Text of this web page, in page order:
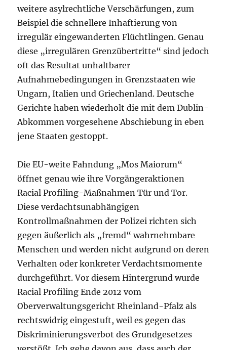
weitere asylrechtliche Verschärfungen, zum
Beispiel die schnellere Inhaftierung von
irregulär eingewanderten Flüchtlingen. Genau
diese „irregulären Grenzübertritte“ sind jedoch
oft das Resultat unhaltbarer
Aufnahmebedingungen in Grenzstaaten wie
Ungarn, Italien und Griechenland. Deutsche
Gerichte haben wiederholt die mit dem Dublin-
Abkommen vorgesehene Abschiebung in eben
jene Staaten gestoppt.
Die EU-weite Fahndung „Mos Maiorum“
öffnet genau wie ihre Vorgängeraktionen
Racial Profiling-Maßnahmen Tür und Tor.
Diese verdachtsunabhängigen
Kontrollmaßnahmen der Polizei richten sich
gegen äußerlich als „fremd“ wahrnehmbare
Menschen und werden nicht aufgrund on deren
Verhalten oder konkreter Verdachtsmomente
durchgeführt. Vor diesem Hintergrund wurde
Racial Profiling Ende 2012 vom
Oberverwaltungsgericht Rheinland-Pfalz als
rechtswidrig eingestuft, weil es gegen das
Diskriminierungsverbot des Grundgesetzes